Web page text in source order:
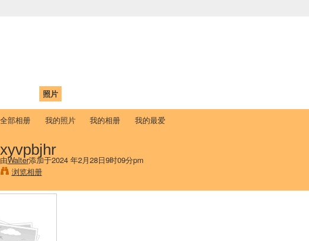
照片
全部相册 我的照片 我的相册 我的最爱
xyvpbjhr
由Walter添加于2024 年2月28日9时09分pm
浏览相册